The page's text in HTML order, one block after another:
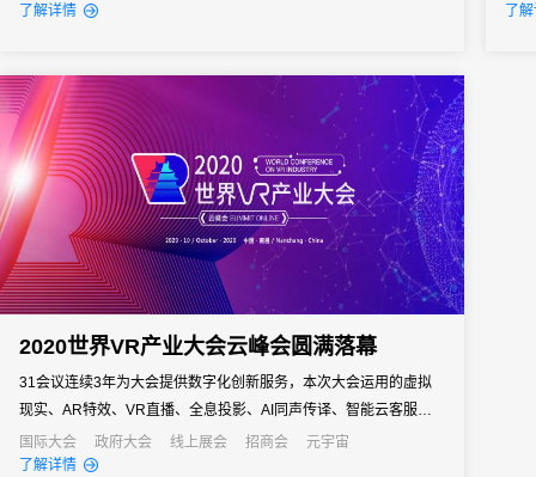
线上展会
经销商大会
了解详情
线
了
2020世界VR产业大会云峰会圆满落幕
31会议连续3年为大会提供数字化创新服务，本次大会运用的虚拟
现实、AR特效、VR直播、全息投影、AI同声传译、智能云客服等
新兴技术，创新了线上线下融合办会的服务场景和模式，为新常态
下的国际大会的召开树立了典范。
国际大会 政府大会 线上展会 招商会
元宇宙
了解详情